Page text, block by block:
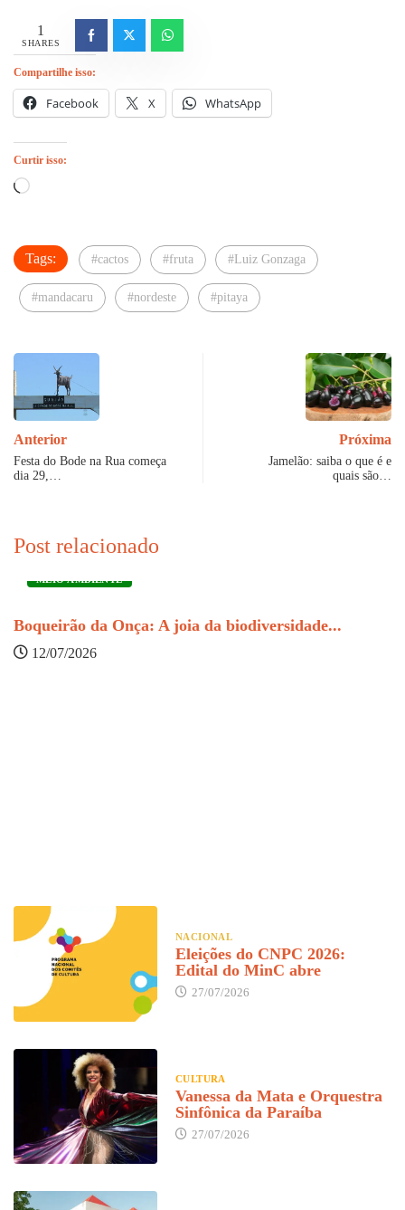
1
SHARES
Compartilhe isso:
Facebook X WhatsApp
Curtir isso:
Carregando...
Tags: #cactos #fruta #Luiz Gonzaga
#mandacaru #nordeste #pitaya
Anterior
Festa do Bode na Rua começa
dia 29,…
Próxima
Jamelão: saiba o que é e
quais são…
Post relacionado
MEIO AMBIENTE
Boqueirão da Onça: A joia da biodiversidade...
12/07/2026
NACIONAL
Eleições do CNPC 2026:
Edital do MinC abre
27/07/2026
CULTURA
Vanessa da Mata e Orquestra
Sinfônica da Paraíba
27/07/2026